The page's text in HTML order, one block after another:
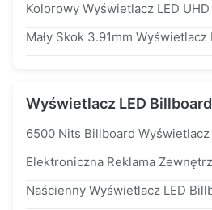
Wyświetlacz LED Billboard